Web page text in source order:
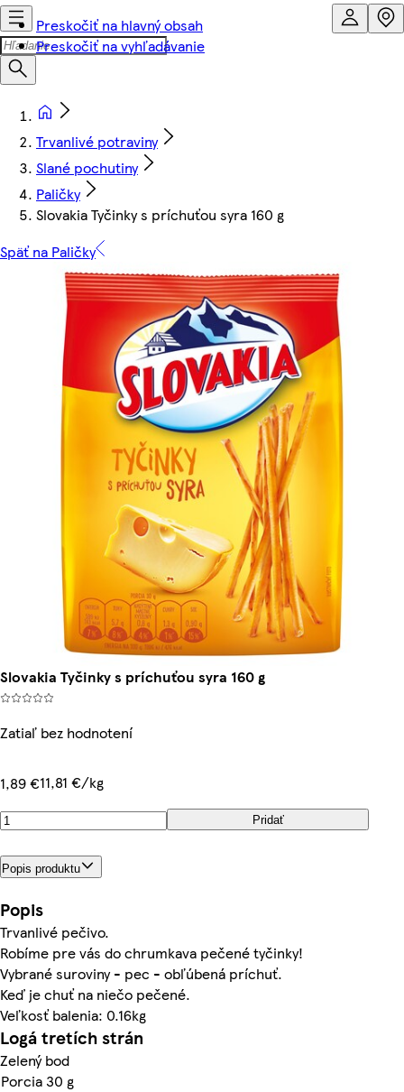
Preskočiť na hlavný obsah
Preskočiť na vyhľadávanie
Trvanlivé potraviny
Slané pochutiny
Paličky
Slovakia Tyčinky s príchuťou syra 160 g
Späť na Paličky
Slovakia Tyčinky s príchuťou syra 160 g
Zatiaľ bez hodnotení
1,89 €11,81 €/kg
Pridať
Popis produktu
Popis
Trvanlivé pečivo.
Robíme pre vás do chrumkava pečené tyčinky!
Vybrané suroviny - pec - obľúbená príchuť.
Keď je chuť na niečo pečené.
Veľkosť balenia: 0.16kg
Logá tretích strán
Zelený bod
Porcia 30 g